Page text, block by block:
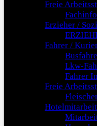
Freie
Erzieher /
Fahrer /
Lkw-
Fahrer
Freie